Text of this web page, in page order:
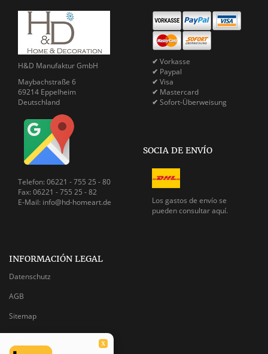
X
H&D Manufaktur GmbH
Maybachstraße 6
69214 Eppelheim
Deutschland
Telefon: 06221 - 755 25 - 80
Fax: 06221 - 755 25 - 82
E-Mail: info@hd-homeart.de
✔ Vorkasse
✔ Paypal
✔ Visa
✔ Mastercard
✔ Sofort-Überweisung
SOCIA DE ENVÍO
Los gastos de envío se
puedenconsultar aquí.
INFORMACIÓN LEGAL
Datenschutz
AGB
Sitemap
Impressum